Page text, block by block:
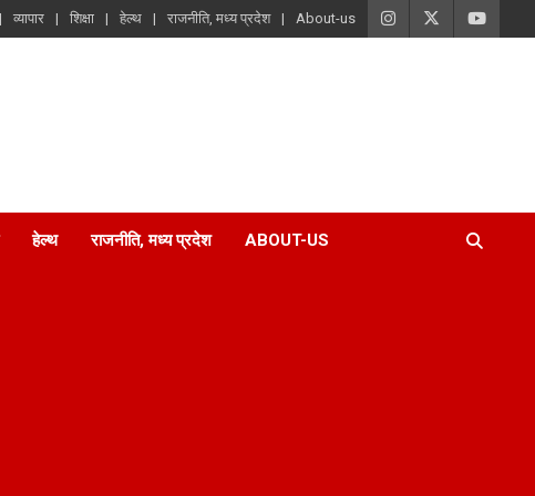
व्यापार शिक्षा हेल्थ राजनीति, मध्य प्रदेश About-us
हेल्थ राजनीति, मध्य प्रदेश ABOUT-US